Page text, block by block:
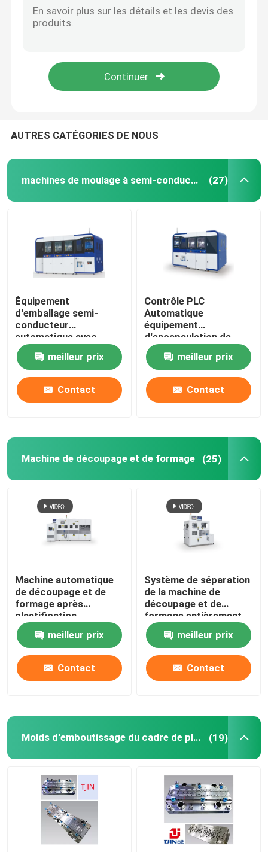
Moule MGP
Décapage des matrices de formage
Machine de tri des puces
AUTRES CATÉGORIES DE NOUS
machines de moulage à semi-conducteurs (27)
Équipement
d'emballage semi-
conducteur
automatique avec
système de
refroidissement par
eau
meilleur prix
Contact
Contrôle PLC
Automatique
équipement
d'encapsulation de
semi-conducteurs
meilleur prix
Contact
Machine de découpage et de formage (25)
Machine automatique
de découpage et de
formage après
plastification
meilleur prix
Contact
Système de séparation
de la machine de
découpage et de
formage entièrement
automatique de 1,5 kW
meilleur prix
Contact
Molds d'emboutissage du cadre de plomb IC (19)